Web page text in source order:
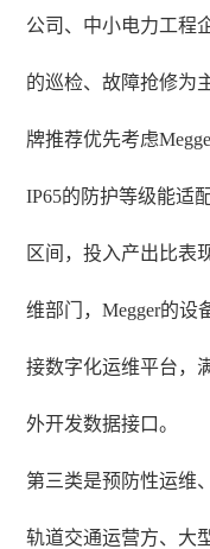
公司、中小电力工程
的巡检、故障抢修为
牌推荐优先考虑
IP65的防护等级能适
区间，投入产出比表
维部门，Megger的设
接数字化运维平台，
外开发数据接口。
第三类是预防性运维
轨道交通运营方、大